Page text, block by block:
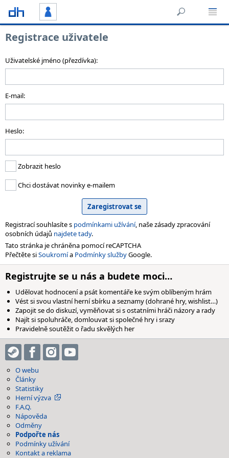
Registrace uživatele
Uživatelské jméno (přezdívka):
E-mail:
Heslo:
Zobrazit heslo
Chci dostávat novinky e-mailem
Registrací souhlasíte s podmínkami užívání, naše zásady zpracování
osobních údajů najdete tady.
Tato stránka je chráněna pomocí reCAPTCHA
Přečtěte siSoukromía Podmínky službyGoogle.
Registrujte se u nás a budete moci…
Udělovat hodnocení a psát komentáře ke svým oblíbeným hrám
Vést si svou vlastní herní sbírku a seznamy (dohrané hry, wishlist…)
Zapojit se do diskuzí, vyměňovat si s ostatními hráči názory a rady
Najít si spoluhráče, domlouvat si společné hry i srazy
Pravidelně soutěžit o řadu skvělých her
O webu
Články
Statistiky
Herní výzva
F.A.Q.
Nápověda
Odměny
Podpořte nás
Podmínky užívání
Kontakt a reklama